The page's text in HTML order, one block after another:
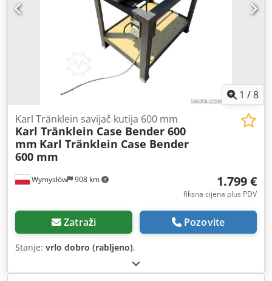
1 /8
Wymysłów 908 km
Karl Tränklein savijač kutija 600 mm
Karl Tränklein Case Bender 600
mm Karl Tränklein Case Bender
600 mm
1.799 €
fiksna cijena plus PDV
Zatraži Pozovite
Stanje: vrlo dobro (rabljeno),